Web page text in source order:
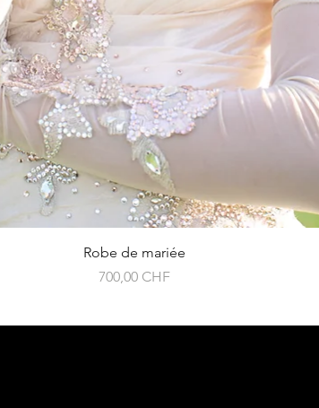
Robe de mariée
Precio
700,00 CHF